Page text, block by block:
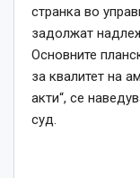
странка во
задолжат
Основните
за квалитет на
акти“, се
суд.